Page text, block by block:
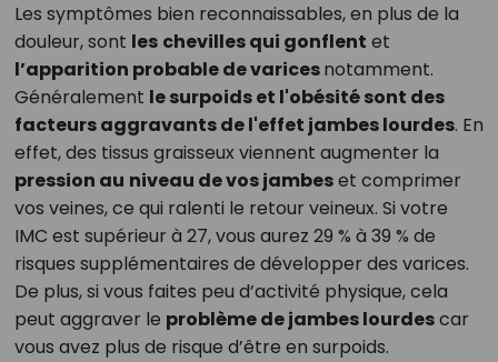
Les symptômes bien reconnaissables, en plus de la
douleur, sont les chevilles qui gonflent et
l’apparition probable de varicesnotamment.
Généralement le surpoids et l'obésité sont des
facteurs aggravants de l'effet jambes lourdes. En
effet, des tissus graisseux viennent augmenter la
pression au niveau de vos jambeset comprimer
vos veines, ce qui ralenti le retour veineux. Si votre
IMC est supérieur à 27, vous aurez 29 % à 39 % de
risques supplémentaires de développer des varices.
De plus, si vous faites peu d’activité physique, cela
peut aggraver le problème de jambes lourdescar
vous avez plus de risque d’être en surpoids.